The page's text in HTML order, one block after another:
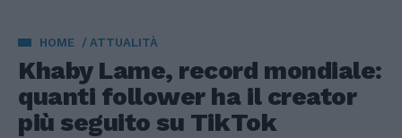
HOME ATTUALITÀ
Khaby Lame, record mondiale:
quanti follower ha il creator
più seguito su TikTok